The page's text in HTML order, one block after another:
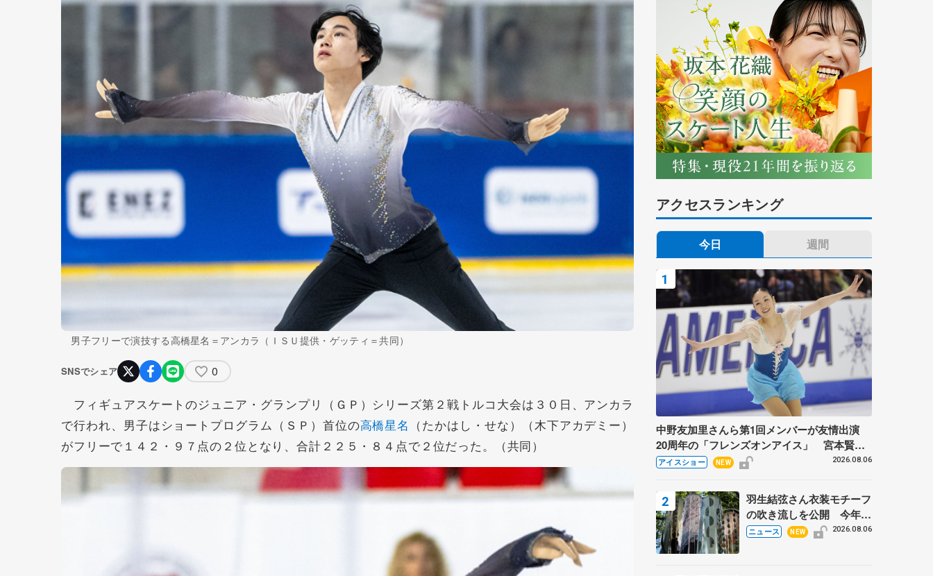
男子フリーで演技する高橋星名＝アンカラ（ＩＳＵ提供・ゲッティ＝共同）
SNSでシェア 0
フィギュアスケートのジュニア・グランプリ（ＧＰ）シリーズ第２戦トルコ大会は３０日、アンカラ
で行われ、男子はショートプログラム（ＳＰ）首位の高橋星名 （たかはし・せな）（木下アカデミー）
がフリーで１４２・９７点の２位となり、合計２２５・８４点で２位だった。（共同）
アクセスランキング
今日 週間
中野友加里さんら第1回メンバーが友情出演
20周年の「フレンズオンアイス」 宮本賢二
さん、有川梨絵さん、田村岳斗さんも
アイスショー NEW 2026.08.06
羽生結弦さん衣装モチーフ
の吹き流しを公開 今年は
「春よ、来い」、仙台の瑞
ニュース NEW 2026.08.06